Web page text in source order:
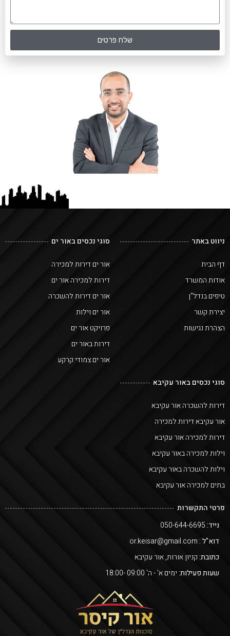
שלח פרטים
ניווט באתר
דף הבית
אודות המשרד
טיפים בנדל"ן
יצירת קשר
הצהרת נגישות
סוגי נכסים באור ים
אור ים דירות למכירה
דירות למכירה אור ים
אור ים דירות להשכרה
אור ים וילות
פרויקט אור ים
דירות באור ים
אור ים צמודי קרקע
סוגי נכסים באור עקיבא
דירות להשכרה אור עקיבא
אור עקיבא דירות למכירה
דירות למכירה אור עקיבא
וילות למכירה באור עקיבא
וילות להשכרה באור עקיבא
בתים למכירה אור עקיבא
פרטי התקשרות
נייד:
דוא"ל :
כתובת:קניון אורות, אור עקיבא
שעות פעילות:ימים א' - ה' 09:00 -18:00